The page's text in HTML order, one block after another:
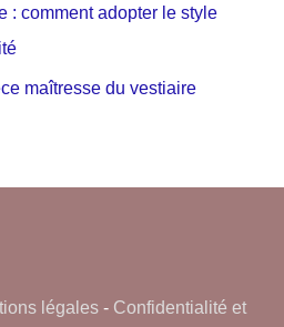
: comment adopter le style
maîtresse du vestiaire
légales- Confidentialité et